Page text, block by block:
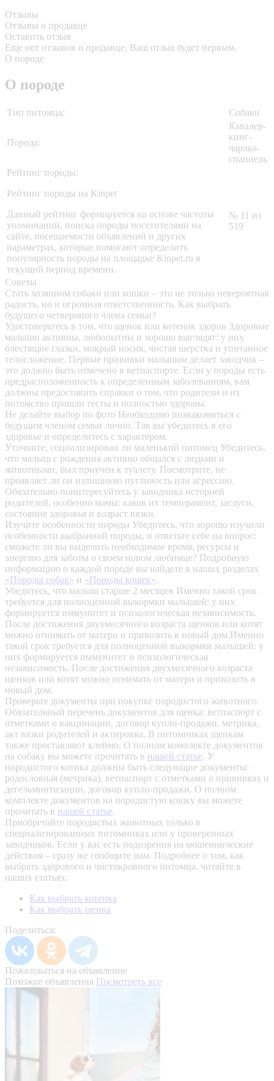
Отзывы
Отзывы о продавце
Оставить отзыв
Еще нет отзывов о продавце. Ваш отзыв будет первым.
О породе
О породе
Тип питомца: Собаки
Порода:
Кавалер-
кинг-
чарльз-
спаниель
Рейтинг породы:
Рейтинг породы на Kinpet
Данный рейтинг формируется на основе частоты
упоминаний, поиска породы посетителями на
сайте, посещаемости объявлений и других
параметрах, которые помогают определить
популярность породы на площадке Kinpet.ru в
текущий период времени.
№ 11 из
519
Советы
Стать хозяином собаки или кошки – это не только невероятная
радость, но и огромная ответственность. Как выбрать
будущего четвероного члена семьи?
Удостоверьтесь в том, что щенок или котенок здоров Здоровые
малыши активны, любопытны и хорошо выглядят: у них
блестящие глазки, мокрый носик, чистая шерстка и упитанное
телосложение. Первые прививки малышам делает заводчик –
это должно быть отмечено в ветпаспорте. Если у породы есть
предрасположенность к определенным заболеваниям, вам
должны предоставить справки о том, что родители и их
потомство прошли тесты и полностью здоровы.
Не делайте выбор по фото Необходимо познакомиться с
будущим членом семьи лично. Так вы убедитесь в его
здоровье и определитесь с характером.
Уточните, социализирован ли маленький питомец Убедитесь,
что малыш с рождения активно общался с людьми и
животными, был приучен к туалету. Посмотрите, не
проявляет ли он излишнюю пугливость или агрессию.
Обязательно поинтересуйтесь у заводчика историей
родителей, особенно мамы: каков их темперамент, заслуги,
состояние здоровья и возраст вязки.
Изучите особенности породы Убедитесь, что хорошо изучили
особенности выбранной породы, и ответьте себе на вопрос:
сможете ли вы выделить необходимое время, ресурсы и
энергию для заботы о своем новом любимце? Подробную
информацию о каждой породе вы найдете в наших разделах
«Породы собак» и «Породы кошек».
Убедитесь, что малыш старше 2 месяцев Именно такой срок
требуется для полноценной выкормки малышей: у них
формируется иммунитет и психологическая независимость.
После достижения двухмесячного возраста щенков или котят
можно отнимать от матери и привозить в новый дом.Именно
такой срок требуется для полноценной выкормки малышей: у
них формируется иммунитет и психологическая
независимость. После достижения двухмесячного возраста
щенков или котят можно отнимать от матери и привозить в
новый дом.
Проверьте документы при покупке породистого животного
Обязательный перечень документов для щенка: ветпаспорт с
отметками о вакцинации, договор купли-продажи, метрика,
акт вязки родителей и актировка. В питомниках щенкам
также проставляют клеймо. О полном комплекте документов
на собаку вы можете прочитать в нашей статье. У
породистого котика должны быть следующие документы:
родословная (метрика), ветпаспорт с отметками о прививках и
дегельминтизации, договор купли-продажи. О полном
комплекте документов на породистую кошку вы можете
прочитать в нашей статье.
Приобретайте породистых животных только в
специализированных питомниках или у проверенных
заводчиков. Если у вас есть подозрения на мошеннические
действия – сразу же сообщите нам. Подробнее о том, как
выбрать здорового и чистокровного питомца, читайте в
наших статьях:
Как выбрать котенка
Как выбрать щенка
Поделиться:
Пожаловаться на объявление
Похожие объявления Посмотреть все